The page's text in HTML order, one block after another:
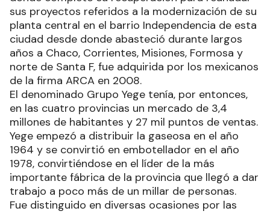
sus proyectos referidos a la modernización de su
planta central en el barrio Independencia de esta
ciudad desde donde abasteció durante largos
años a Chaco, Corrientes, Misiones, Formosa y
norte de Santa F, fue adquirida por los mexicanos
de la firma ARCA en 2008.
El denominado Grupo Yege tenía, por entonces,
en las cuatro provincias un mercado de 3,4
millones de habitantes y 27 mil puntos de ventas.
Yege empezó a distribuir la gaseosa en el año
1964 y se convirtió en embotellador en el año
1978, convirtiéndose en el líder de la más
importante fábrica de la provincia que llegó a dar
trabajo a poco más de un millar de personas.
Fue distinguido en diversas ocasiones por las